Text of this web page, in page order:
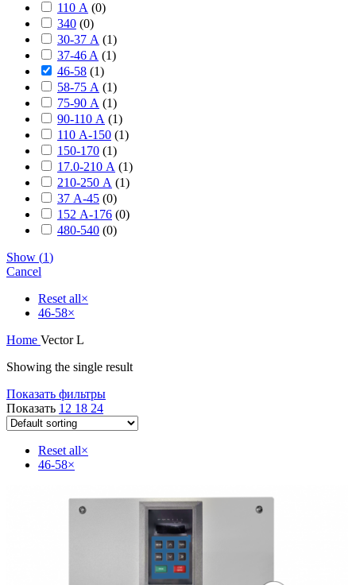
110 А (0)
340 (0)
30-37 А (1)
37-46 A (1)
46-58 (1)
58-75 А (1)
75-90 А (1)
90-110 А (1)
110 А-150 (1)
150-170 (1)
17.0-210 А (1)
210-250 А (1)
37 А-45 (0)
152 А-176 (0)
480-540 (0)
Show (1)
Cancel
Reset all×
46-58×
Home Vector L
Showing the single result
Показать фильтры
Показать 12 18 24
Reset all×
46-58×